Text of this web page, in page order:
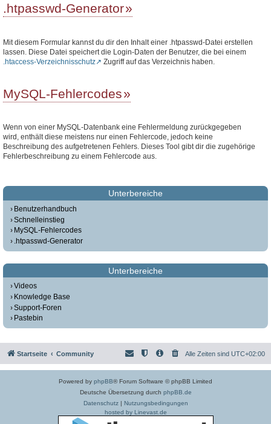
.htpasswd-Generator
Mit diesem Formular kannst du dir den Inhalt einer .htpasswd-Datei erstellen
lassen. Diese Datei speichert die Login-Daten der Benutzer, die bei einem
.htaccess-Verzeichnisschutz
Zugriff auf das Verzeichnis haben.
MySQL-Fehlercodes
Wenn von einer MySQL-Datenbank eine Fehlermeldung zurückgegeben
wird, enthält diese meistens nur einen Fehlercode, jedoch keine
Beschreibung des aufgetretenen Fehlers. Dieses Tool gibt dir die zugehörige
Fehlerbeschreibung zu einem Fehlercode aus.
Unterbereiche
Benutzerhandbuch
Schnelleinstieg
MySQL-Fehlercodes
.htpasswd-Generator
Unterbereiche
Videos
Knowledge Base
Support-Foren
Pastebin
Startseite Community Alle Zeiten sind UTC+02:00
Powered by phpBB® Forum Software © phpBB Limited
Deutsche Übersetzung durch phpBB.de
Datenschutz| Nutzungsbedingungen
hosted by Linevast.de